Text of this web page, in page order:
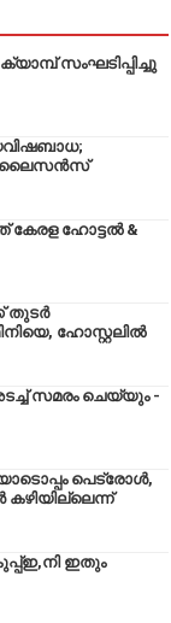
സംഘടിപ്പിച്ചു
ലൈസൻസ്
ഹോട്ടൽ &
തുടർ
ഹോസ്റ്റലിൽ
സമരം ചെയ്യും -
പെട്രോൾ,
കഴിയില്ലെന്ന്
ഇതും